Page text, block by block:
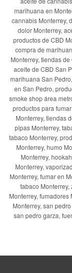
marihuana en
cannabis Monterrey,
dolor Monterrey,
productos de CBD
compra de
Monterrey, tiendas
aceite de CBD San
marihuana San
en San Pedro,
smoke shop área
productos para
Monterrey, tiendas
pipas Monterrey,
tabaco Monterrey,
Monterrey, humo
Monterrey,
Monterrey,
Monterrey, fumar en
tabaco
Monterrey,
Monterrey, san
san pedro garza,